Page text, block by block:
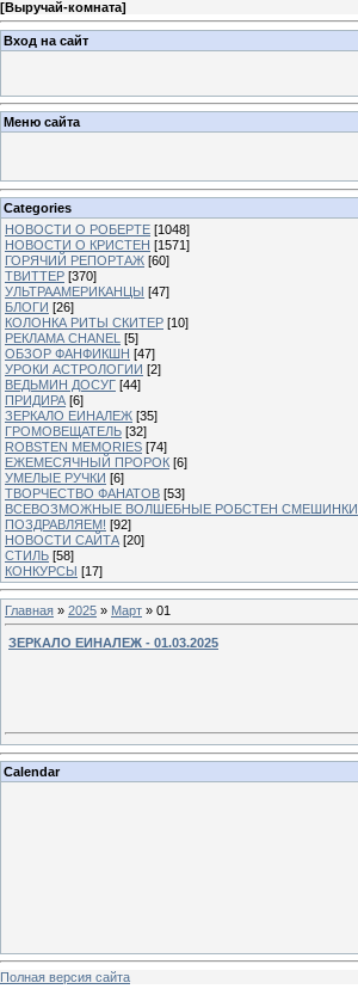
[Выручай-комната]
Вход на сайт
Меню сайта
Categories
НОВОСТИ О РОБЕРТЕ [1048]
НОВОСТИ О КРИСТЕН [1571]
ГОРЯЧИЙ РЕПОРТАЖ [60]
ТВИТТЕР [370]
УЛЬТРААМЕРИКАНЦЫ [47]
БЛОГИ [26]
КОЛОНКА РИТЫ СКИТЕР [10]
РЕКЛАМА CHANEL [5]
ОБЗОР ФАНФИКШН [47]
УРОКИ АСТРОЛОГИИ [2]
ВЕДЬМИН ДОСУГ [44]
ПРИДИРА [6]
ЗЕРКАЛО ЕИНАЛЕЖ [35]
ГРОМОВЕЩАТЕЛЬ [32]
ROBSTEN MEMORIES [74]
ЕЖЕМЕСЯЧНЫЙ ПРОРОК [6]
УМЕЛЫЕ РУЧКИ [6]
ТВОРЧЕСТВО ФАНАТОВ [53]
ВСЕВОЗМОЖНЫЕ ВОЛШЕБНЫЕ РОБСТЕН СМЕШИНКИ
ПОЗДРАВЛЯЕМ! [92]
НОВОСТИ САЙТА [20]
СТИЛЬ [58]
КОНКУРСЫ [17]
Главная » 2025 » Март » 01
ЗЕРКАЛО ЕИНАЛЕЖ - 01.03.2025
Calendar
Полная версия сайта